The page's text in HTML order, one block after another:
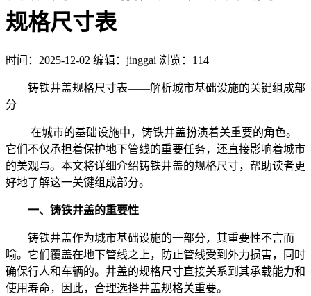
规格尺寸表
时间： 2025-12-02 编辑：jinggai 浏览：114
铸铁井盖规格尺寸表——解析城市基础设施的关键组成部
分
在城市的基础设施中，铸铁井盖扮演着关重要的角色。
它们不仅承担着保护地下管线的重要任务，还直接影响着城市
的美观与。本文将详细介绍铸铁井盖的规格尺寸，帮助读者更
好地了解这一关键组成部分。
一、铸铁井盖的重要性
铸铁井盖作为城市基础设施的一部分，其重要性不言而
喻。它们覆盖在地下管线之上，防止管线受到外力损害，同时
确保行人和车辆的。井盖的规格尺寸直接关系到其承载能力和
使用寿命，因此，合理选择井盖规格关重要。